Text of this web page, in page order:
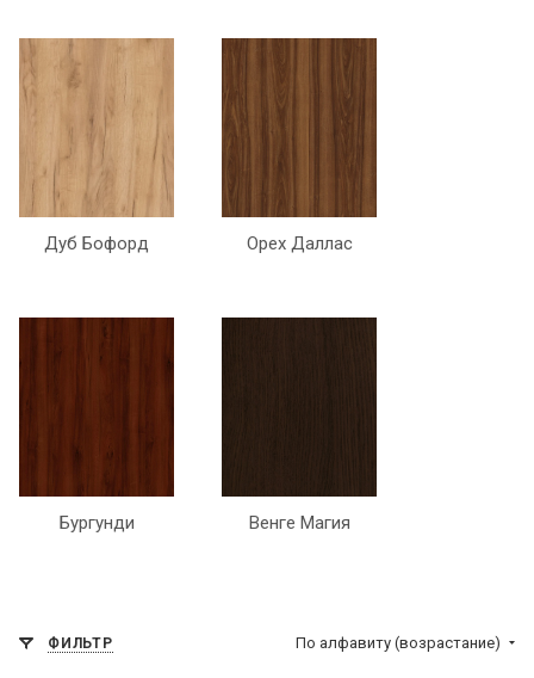
Дуб Бофорд Орех Даллас
Бургунди Венге Магия
ФИЛЬТР По алфавиту (возрастание)